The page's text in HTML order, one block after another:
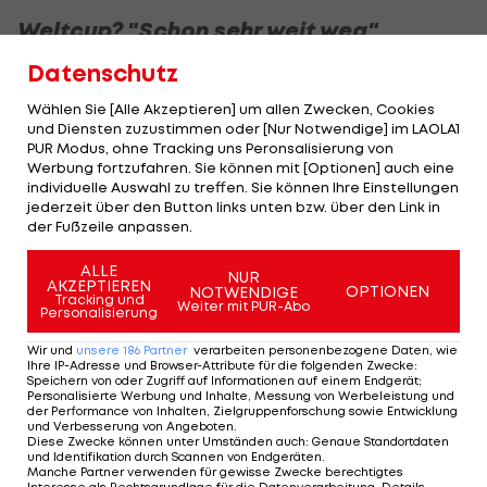
Weltcup? "Schon sehr weit weg"
An ein Weltcup-Comeback werde derzeit nämlich
noch nicht gedacht. "Aus seiner Position, wo er in
der FIS-Rangliste ist, ist das schon sehr weit weg",
erklärt Giger. "Marcel steigt auf FIS-Ebene ein,
weil er Skirennen fahren möchte auf dieser
Ebene. Die weiteren Sachen werden sich dann
sowieso ergeben."
Mit welchen Zielen kehrt der Salzburger nun also
in den Skisport zurück? "Im Vordergrund steht,
dass er die Lust am Rennsport ausleben kann", so
Giger. "Die Hauptmotivation ist die, dass er Lust
hat, Rennen zu fahren. Er macht diese Sportart
mit Haut und Haaren."
Datenschutz
Wählen Sie [Alle Akzeptieren] um allen Zwecken, Cookies
und Diensten zuzustimmen oder [Nur Notwendige] im LAOLA1
PUR Modus, ohne Tracking uns Peronsalisierung von
Werbung fortzufahren. Sie können mit [Optionen] auch eine
individuelle Auswahl zu treffen. Sie können Ihre Einstellungen
jederzeit über den Button links unten bzw. über den Link in
der Fußzeile anpassen.
ALLE
AKZEPTIEREN
Tracking und
Personalisierung
NUR
NOTWENDIGE
Weiter mit PUR-Abo
OPTIONEN
Wir und unsere 186 Partner verarbeiten personenbezogene Daten, wie
Ihre IP-Adresse und Browser-Attribute für die folgenden Zwecke:
Speichern von oder Zugriff auf Informationen auf einem Endgerät;
Personalisierte Werbung und Inhalte, Messung von Werbeleistung und
der Performance von Inhalten, Zielgruppenforschung sowie Entwicklung
und Verbesserung von Angeboten
Diese Zwecke können unter Umständen auch: Genaue Standortdaten
und Identifikation durch Scannen von Endgeräten
Manche Partner verwenden für gewisse Zwecke berechtigtes